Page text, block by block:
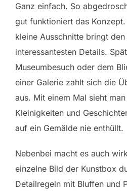
Ganz einfach. So
gut funktioniert das
kleine Ausschnitte bringt
interessantesten Details.
Museumbesuch oder dem
einer Galerie zahlt sich die
aus. Mit einem Mal sieht
Kleinigkeiten und
auf ein Gemälde nie enthüllt.
Nebenbei macht es auch
einzelne Bild der Kunstbox
Detailregeln mit Bluffen und